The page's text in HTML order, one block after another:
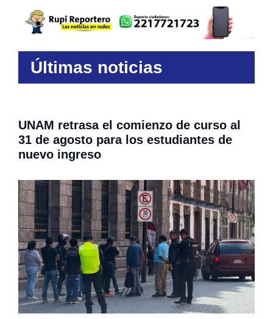
Últimas noticias
UNAM retrasa el comienzo de curso al
31 de agosto para los estudiantes de
nuevo ingreso